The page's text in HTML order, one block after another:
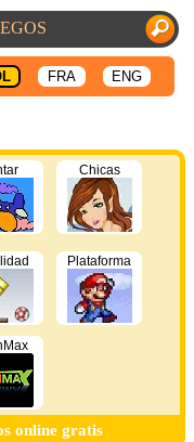
FRA ENG
Chicas
Plataforma
online gratis